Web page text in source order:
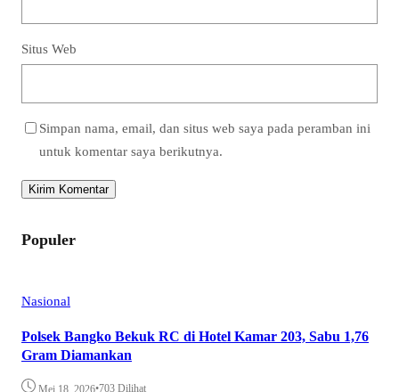
Situs Web
Simpan nama, email, dan situs web saya pada peramban ini
untuk komentar saya berikutnya.
Populer
Nasional
Polsek Bangko Bekuk RC di Hotel Kamar 203, Sabu 1,76
Gram Diamankan
•703 Dilihat